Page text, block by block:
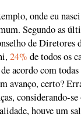
onde eu
Segundo as
de Diretores
24% de todos os
acordo com todas
avanço, certo?
considerando-
houve um